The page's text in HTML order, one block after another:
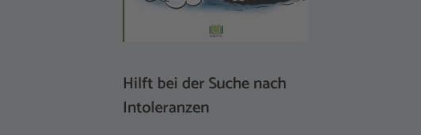
Hilft bei der Suche nach
Intoleranzen